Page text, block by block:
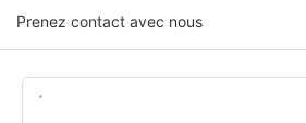
Prenez contact avec nous